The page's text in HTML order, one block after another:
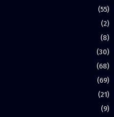
(55)
(2)
(8)
(30)
(68)
(69)
(21)
(9)